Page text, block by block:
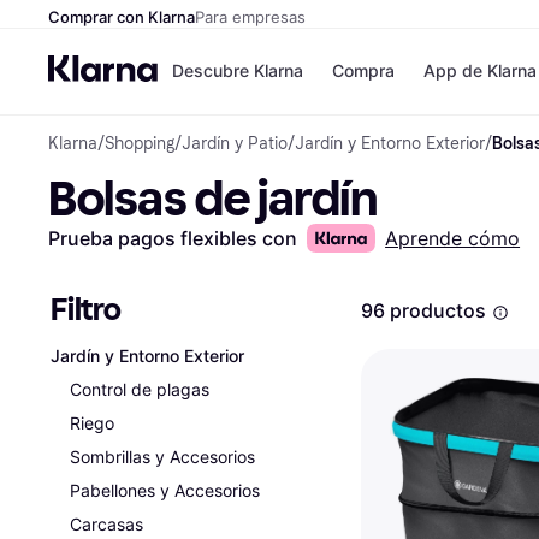
Comprar con KlarnaPara empresas
Descubre Klarna
Formas de
Paga en 3 plazos
Paga en 30 días
Klarna en Apple
Compra
Tiendas
Zalando Prive
Zara
App de Klarna
Klarna/Shopping/Jardín y Patio/Jardín y Entorno Exterior/
Bolsas de jardín
Prueba pagos flexibles con Aprende cómo
Filtro
Jardín y Entorno Exterior
Control de plagas
Riego
Sombrillas y Accesorios
Pabellones y Accesorios
Carcasas
96 productos